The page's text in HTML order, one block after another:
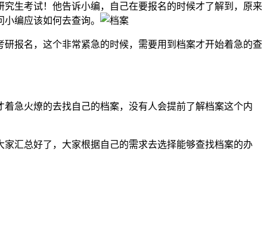
生考试！他告诉小编，自己在要报名的时候才了解到，原来
编应该如何去查询。
报名，这个非常紧急的时候，需要用到档案才开始着急的查
急火燎的去找自己的档案，没有人会提前了解档案这个内
汇总好了，大家根据自己的需求去选择能够查找档案的办